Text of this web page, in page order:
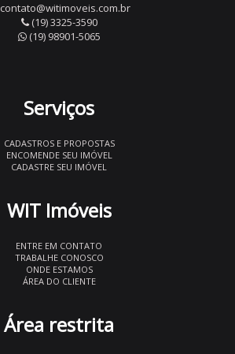
contato@witimoveis.com.br
(19) 3325-3590
(19) 98901-5065
Serviços
CADASTROS E PROPOSTAS
ENCOMENDE SEU IMÓVEL
CADASTRE SEU IMÓVEL
WIT Imóveis
ENTRE EM CONTATO
TRABALHE CONOSCO
ONDE ESTAMOS
ÁREA DO CLIENTE
Área restrita